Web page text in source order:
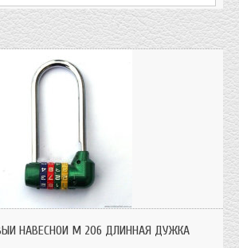
НАВЕСНОЙ М 206 ДЛИННАЯ ДУЖКА